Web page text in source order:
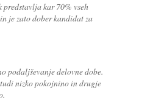
predstavlja kar 70% vseh
je zato dober kandidat za
podaljševanje delovne dobe.
nizko pokojnino in drugje